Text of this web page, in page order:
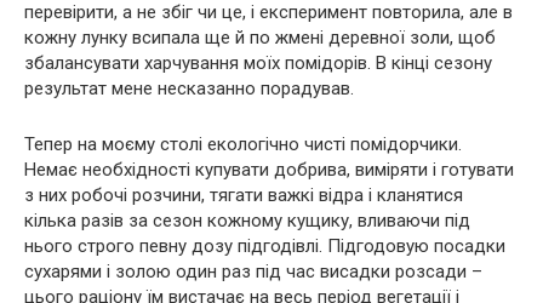
перевірити, а не збіг чи це, і експеримент повторила, але в
кожну лунку всипала ще й по жмені деревної золи, щоб
збалансувати харчування моїх помідорів. В кінці сезону
результат мене несказанно порадував.
Тепер на моєму столі екологічно чисті помідорчики.
Немає необхідності купувати добрива, виміряти і готувати
з них робочі розчини, тягати важкі відра і кланятися
кілька разів за сезон кожному кущику, вливаючи під
нього строго певну дозу підгодівлі. Підгодовую посадки
сухарями і золою один раз під час висадки розсади –
цього раціону їм вистачає на весь період вегетації і